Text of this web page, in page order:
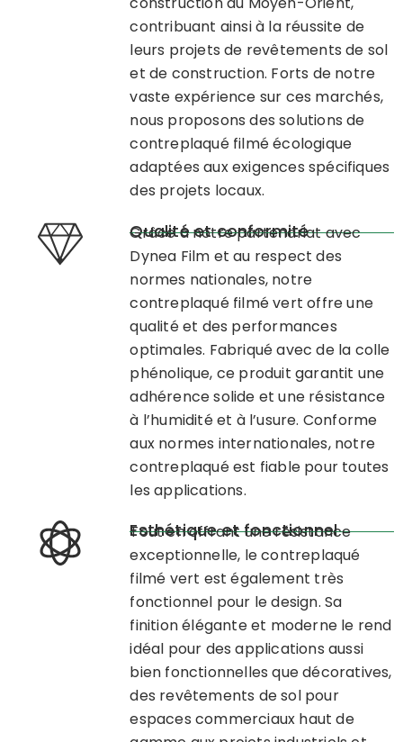
contribuant ainsi à la réussite de
leurs projets de revêtements de sol
et de construction. Forts de notre
vaste expérience sur ces marchés,
nous proposons des solutions de
contreplaqué filmé écologique
adaptées aux exigences spécifiques
des projets locaux.
Qualité et conformité
Grâce à notre partenariat avec
Dynea Film et au respect des
normes nationales, notre
contreplaqué filmé vert offre une
qualité et des performances
optimales. Fabriqué avec de la colle
phénolique, ce produit garantit une
adhérence solide et une résistance
à l’humidité et à l’usure. Conforme
aux normes internationales, notre
contreplaqué est fiable pour toutes
les applications.
Esthétique et fonctionnel
Tout en offrant une résistance
exceptionnelle, le contreplaqué
filmé vert est également très
fonctionnel pour le design. Sa
finition élégante et moderne le rend
idéal pour des applications aussi
bien fonctionnelles que décoratives,
des revêtements de sol pour
espaces commerciaux haut de